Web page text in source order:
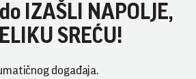
IZAŠLI NAPOLJE,
SREĆU!
događaja.